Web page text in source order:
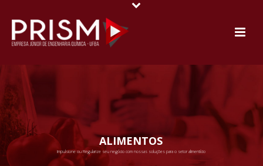
ALIMENTOS
Impulsione ou Regularize seu negócio com nossas soluções para o setor alimentício